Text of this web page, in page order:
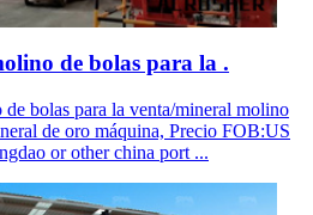
de bolas para la .
bolas para la venta/mineral molino
de oro máquina, Precio FOB:US
or other china port ...